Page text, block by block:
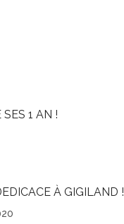
1 AN !
À GIGILAND !